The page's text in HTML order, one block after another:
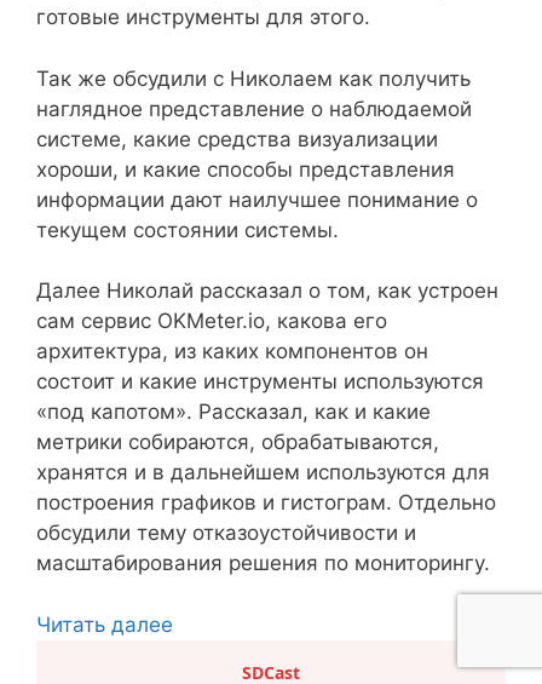
готовые инструменты для этого.
Так же обсудили с Николаем как получить
наглядное представление о наблюдаемой
системе, какие средства визуализации
хороши, и какие способы представления
информации дают наилучшее понимание о
текущем состоянии системы.
Далее Николай рассказал о том, как устроен
сам сервис OKMeter.io, какова его
архитектура, из каких компонентов он
состоит и какие инструменты используются
«под капотом». Рассказал, как и какие
метрики собираются, обрабатываются,
хранятся и в дальнейшем используются для
построения графиков и гистограм. Отдельно
обсудили тему отказоустойчивости и
масштабирования решения по мониторингу.
Читать далее